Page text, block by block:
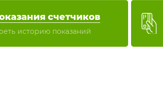
счетчиков
историю показаний